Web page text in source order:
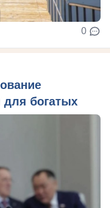
0
для богатых